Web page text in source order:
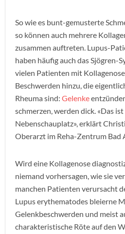
So wie es bunt-gemusterte
so können auch mehrere
zusammen auftreten. Lupus-
haben häufig auch das Sjögren-
vielen Patienten mit
Beschwerden hinzu, die
Rheuma sind: Gelenke
schmerzen, werden dick. «Das
Nebenschauplatz», erklärt
Oberarzt im Reha-Zentrum Bad
Wird eine Kollagenose
niemand vorhersagen, wie sie
manchen Patienten verursacht
Lupus erythematodes bleierne
Gelenkbeschwerden und meist
charakteristische Röte auf den